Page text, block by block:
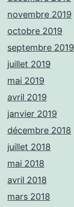
novembre 2019
octobre 2019
septembre 2019
juillet 2019
mai 2019
avril 2019
janvier 2019
décembre 2018
juillet 2018
mai 2018
avril 2018
mars 2018